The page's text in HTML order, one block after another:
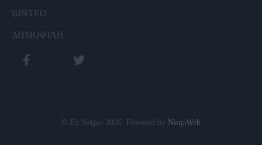
ΒΙΝΤΕΟ
ΔΗΜΟΦΙΛΗ
© Εν Άνδρω 2026. Powered by NinjaWeb